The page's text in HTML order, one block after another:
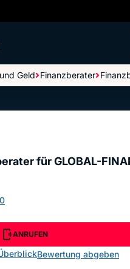
Geld Finanzberater
für GLOBAL-FINANZ
für GLOBAL-
ANRUFEN
Bewertung abgeben